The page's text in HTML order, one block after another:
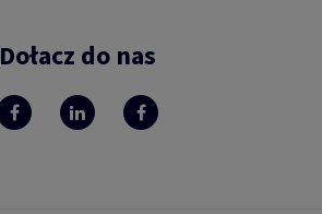
Dołacz do nas